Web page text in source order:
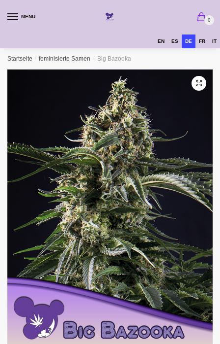
MENÜ
0
EN ES DE FR IT
Startseite / feminisierte Samen / Big Bazooka